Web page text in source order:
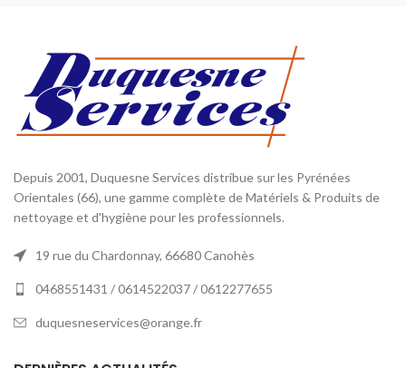
Depuis 2001, Duquesne Services distribue sur les Pyrénées
Orientales (66), une gamme complète de Matériels & Produits de
nettoyage et d'hygiène pour les professionnels.
19 rue du Chardonnay, 66680 Canohès
0468551431 / 0614522037 / 0612277655
duquesneservices@orange.fr